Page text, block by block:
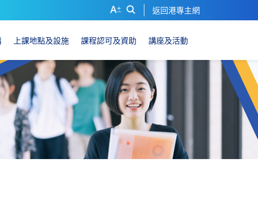
返回港專主網
上課地點及設施 課程認可及資助 講座及活動